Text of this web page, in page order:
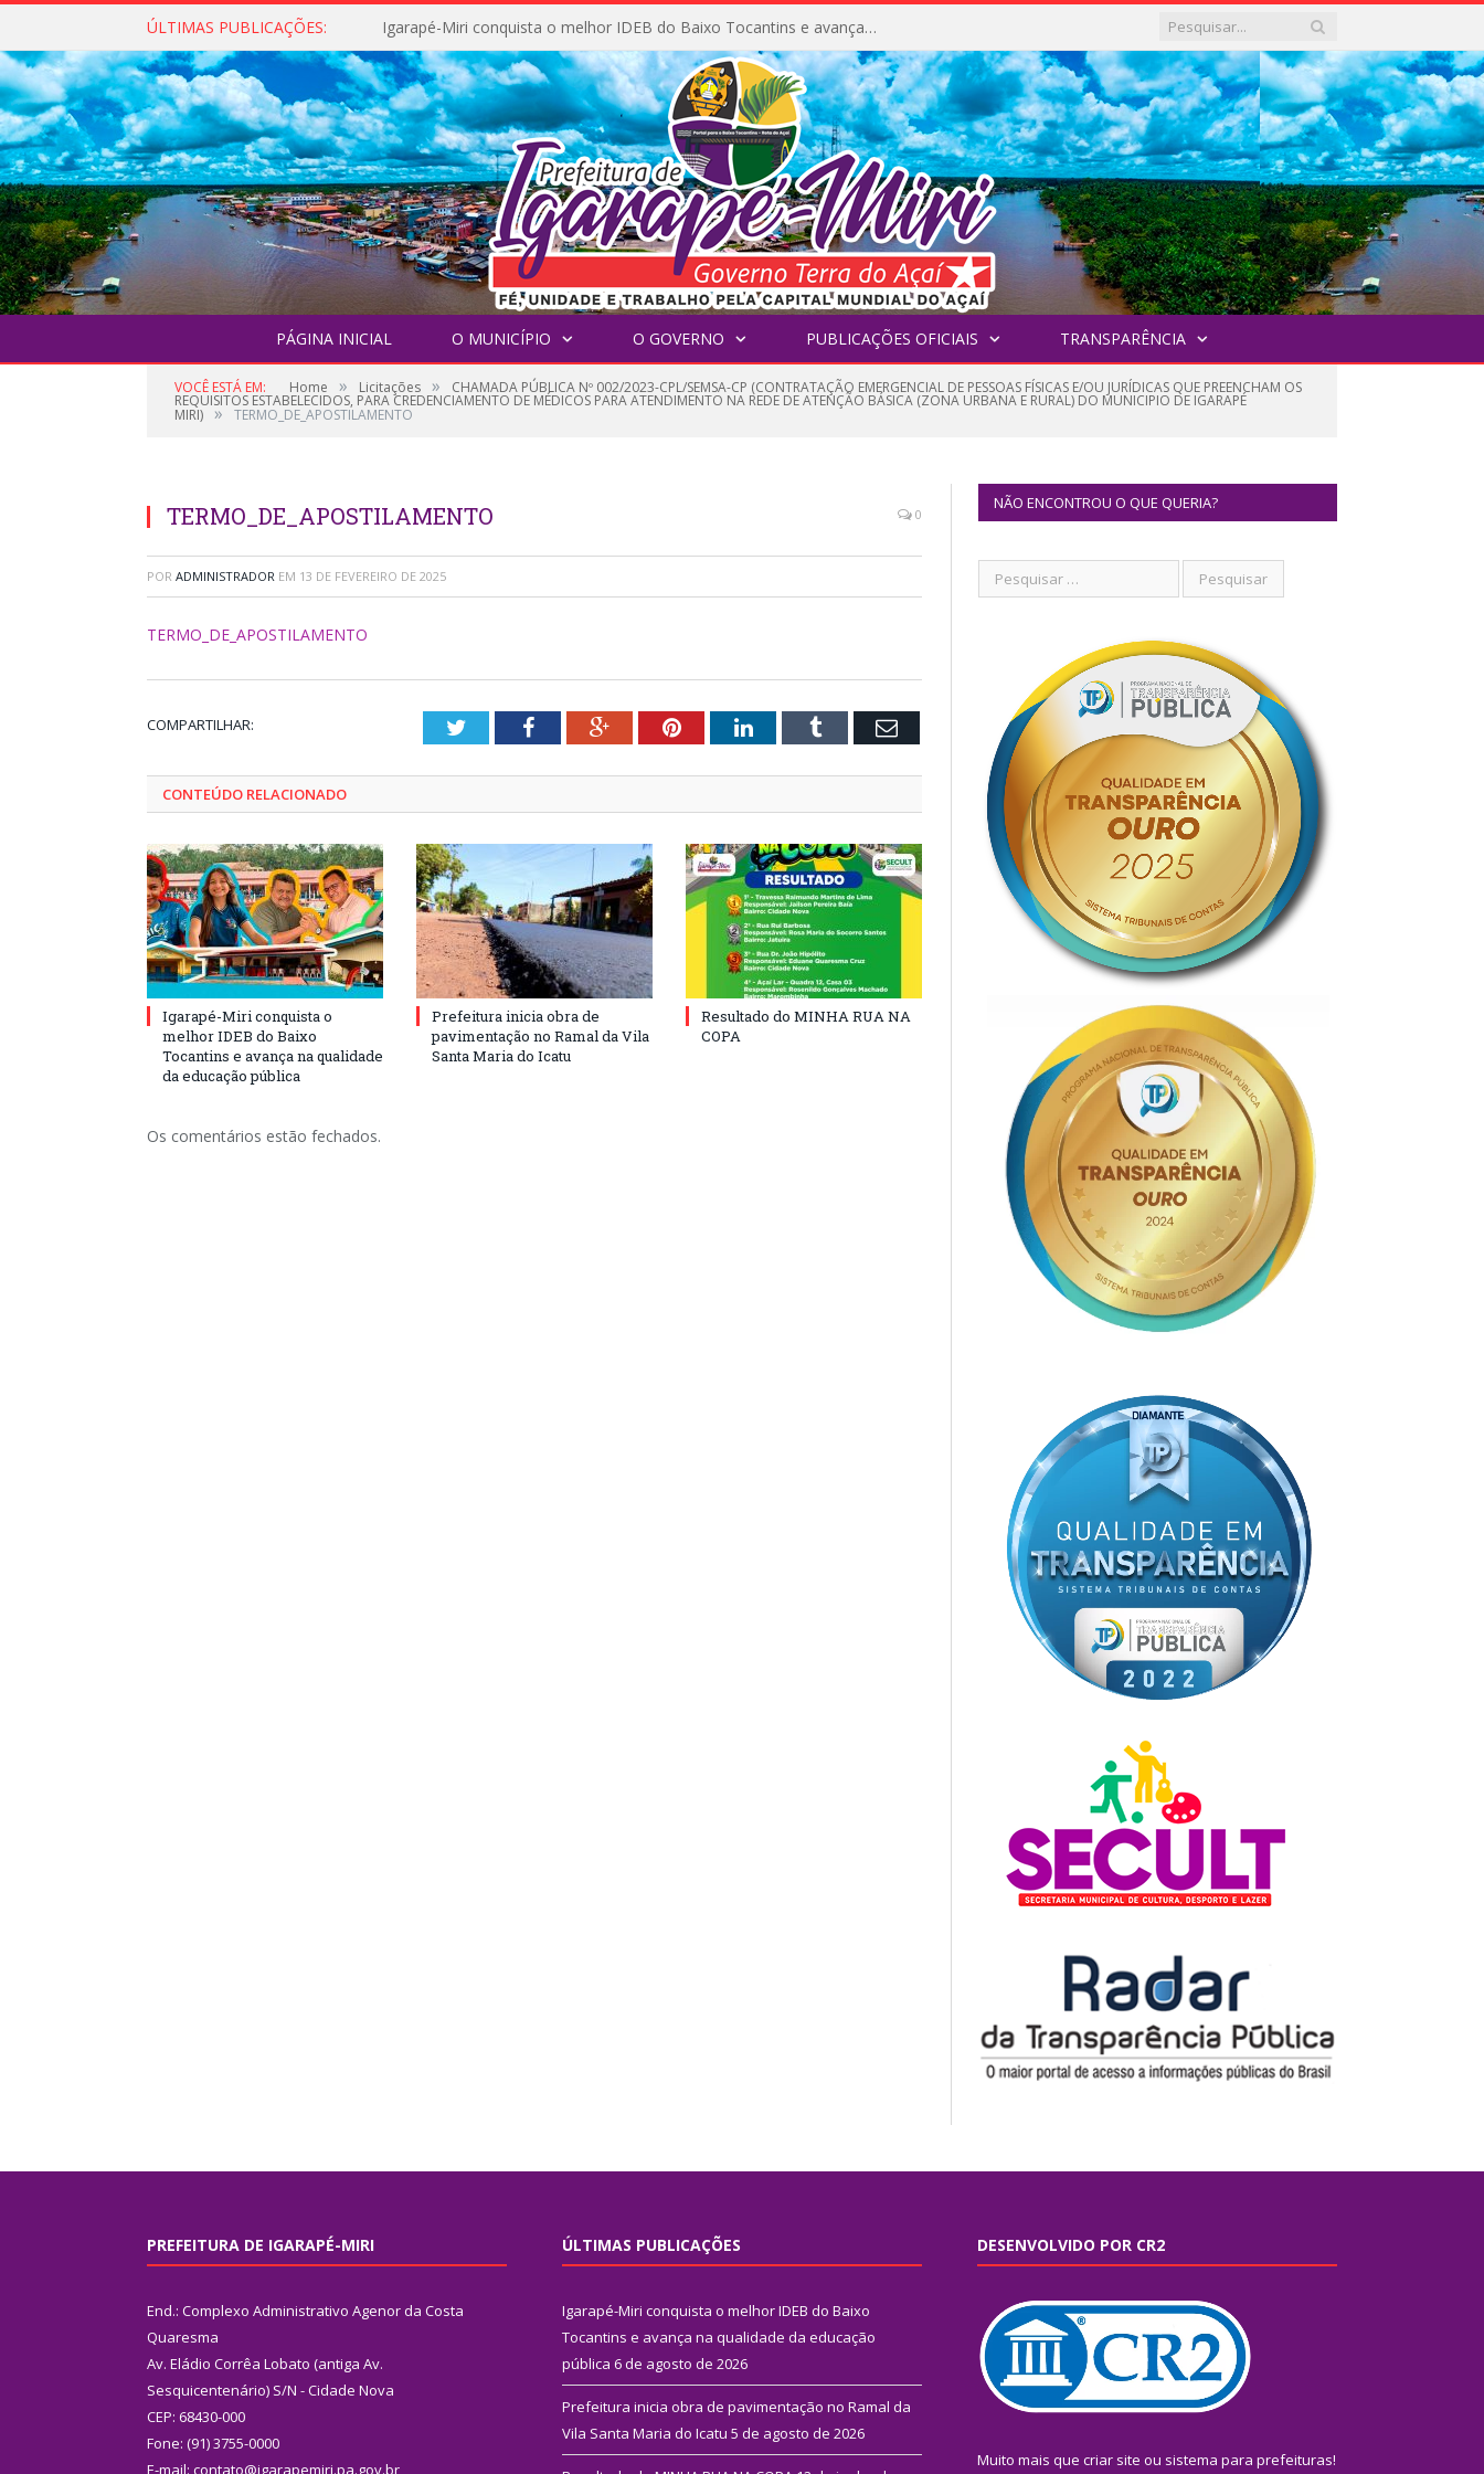
ÚLTIMAS PUBLICAÇÕES: Igarapé-Miri conquista o melhor IDEB do Baixo Tocantins e avança na qualidade da educação pública
PÁGINA INICIAL O MUNICÍPIO O GOVERNO PUBLICAÇÕES OFICIAIS TRANSPARÊNCIA
VOCÊ ESTÁ EM: Home » Licitações » CHAMADA PÚBLICA Nº 002/2023-CPL/SEMSA-CP (CONTRATAÇÃO EMERGENCIAL DE PESSOAS FÍSICAS E/OU JURÍDICAS QUE PREENCHAM OS
REQUISITOS ESTABELECIDOS, PARA CREDENCIAMENTO DE MÉDICOS PARA ATENDIMENTO NA REDE DE ATENÇÃO BÁSICA (ZONA URBANA E RURAL) DO MUNICIPIO DE IGARAPÉ
MIRI) » TERMO_DE_APOSTILAMENTO
TERMO_DE_APOSTILAMENTO 0
POR ADMINISTRADOR EM 13 DE FEVEREIRO DE 2025
TERMO_DE_APOSTILAMENTO
COMPARTILHAR: TwitterFacebookGoogle+PinterestLinkedInTumblr Email
CONTEÚDO RELACIONADO
Igarapé-Miri conquista o
melhor IDEB do Baixo
Tocantins e avança na qualidade
da educação pública
Prefeitura inicia obra de
pavimentação no Ramal da Vila
Santa Maria do Icatu
Resultado do MINHA RUA NA
COPA
Os comentários estão fechados.
NÃO ENCONTROU O QUE QUERIA?
PREFEITURA DE IGARAPÉ-MIRI
End.: Complexo Administrativo Agenor da Costa
Quaresma
Av. Eládio Corrêa Lobato (antiga Av.
Sesquicentenário) S/N - Cidade Nova
CEP: 68430-000
Fone: (91) 3755-0000
E-mail: contato@igarapemiri.pa.gov.br
ÚLTIMAS PUBLICAÇÕES
Igarapé-Miri conquista o melhor IDEB do Baixo
Tocantins e avança na qualidade da educação
pública 6 de agosto de 2026
Prefeitura inicia obra de pavimentação no Ramal da
Vila Santa Maria do Icatu 5 de agosto de 2026
DESENVOLVIDO POR CR2
Muito mais que criar site ou sistema para prefeituras!